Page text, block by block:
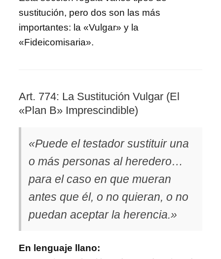
sustitución, pero dos son las más
importantes: la «Vulgar» y la
«Fideicomisaria».
Art. 774: La Sustitución Vulgar (El
«Plan B» Imprescindible)
«Puede el testador sustituir una
o más personas al heredero…
para el caso en que mueran
antes que él, o no quieran, o no
puedan aceptar la herencia.»
En lenguaje llano: